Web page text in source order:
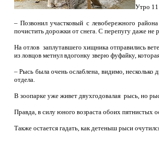
Утро 11
– Позвонил участковый с левобережного
почистить дорожки от снега. С перепугу даже
На отлов заплутавшего хищника отправились
из ловцов метнул вдогонку зверю фуфайку,
– Рысь была очень ослаблена, видимо,
отдела.
В зоопарке уже живет двухгодовалая рысь, но
Правда, в силу юного возраста обоих пятнистых
Также остается гадать, как детеныш рыси